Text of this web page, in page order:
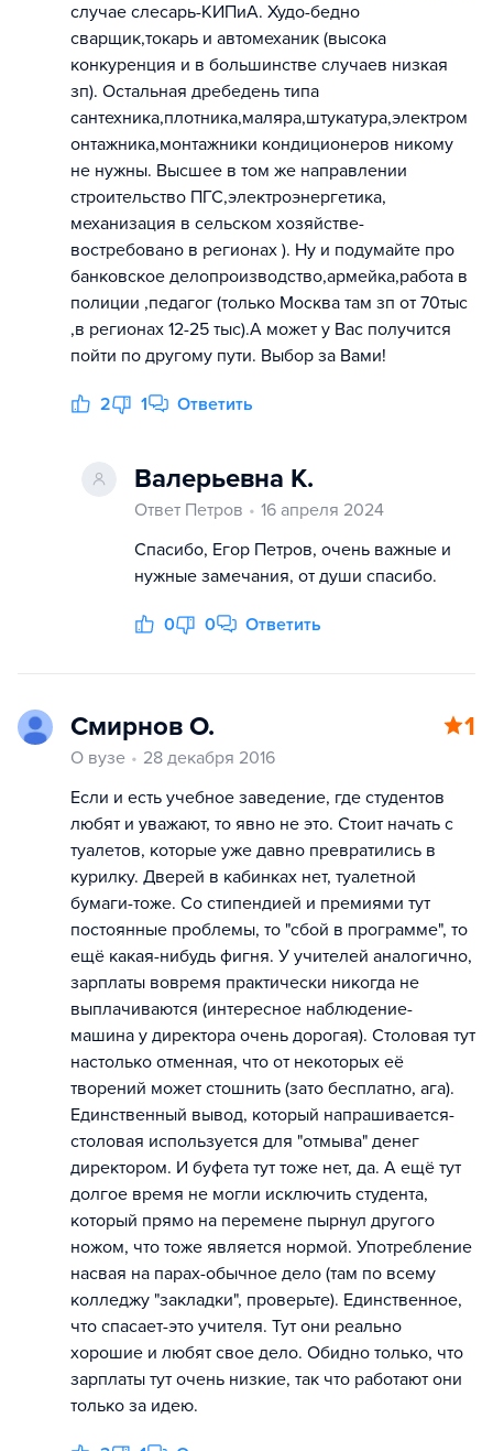
случае слесарь-КИПиА. Худо-бедно
сварщик,токарь и автомеханик (высока
конкуренция и в большинстве случаев низкая
зп). Остальная дребедень типа
сантехника,плотника,маляра,штукатура,электром
онтажника,монтажники кондиционеров никому
не нужны. Высшее в том же направлении
строительство ПГС,электроэнергетика,
механизация в сельском хозяйстве-
востребовано в регионах ). Ну и подумайте про
банковское делопроизводство,армейка,работа в
полиции ,педагог (только Москва там зп от 70тыс
,в регионах 12-25 тыс).А может у Вас получится
пойти по другому пути. Выбор за Вами!
2 1 Ответить
Валерьевна К.
Ответ Петров
16 апреля 2024
Спасибо, Егор Петров, очень важные и
нужные замечания, от души спасибо.
0 0 Ответить
Смирнов О. 1
О вузе
28 декабря 2016
Если и есть учебное заведение, где студентов
любят и уважают, то явно не это. Стоит начать с
туалетов, которые уже давно превратились в
курилку. Дверей в кабинках нет, туалетной
бумаги-тоже. Со стипендией и премиями тут
постоянные проблемы, то "сбой в программе", то
ещё какая-нибудь фигня. У учителей аналогично,
зарплаты вовремя практически никогда не
выплачиваются (интересное наблюдение-
машина у директора очень дорогая). Столовая тут
настолько отменная, что от некоторых её
творений может стошнить (зато бесплатно, ага).
Единственный вывод, который напрашивается-
столовая используется для "отмыва" денег
директором. И буфета тут тоже нет, да. А ещё тут
долгое время не могли исключить студента,
который прямо на перемене пырнул другого
ножом, что тоже является нормой. Употребление
насвая на парах-обычное дело (там по всему
колледжу "закладки", проверьте). Единственное,
что спасает-это учителя. Тут они реально
хорошие и любят свое дело. Обидно только, что
зарплаты тут очень низкие, так что работают они
только за идею.